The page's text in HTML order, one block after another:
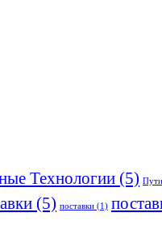
Технологии (5)
(5) поставки (1)